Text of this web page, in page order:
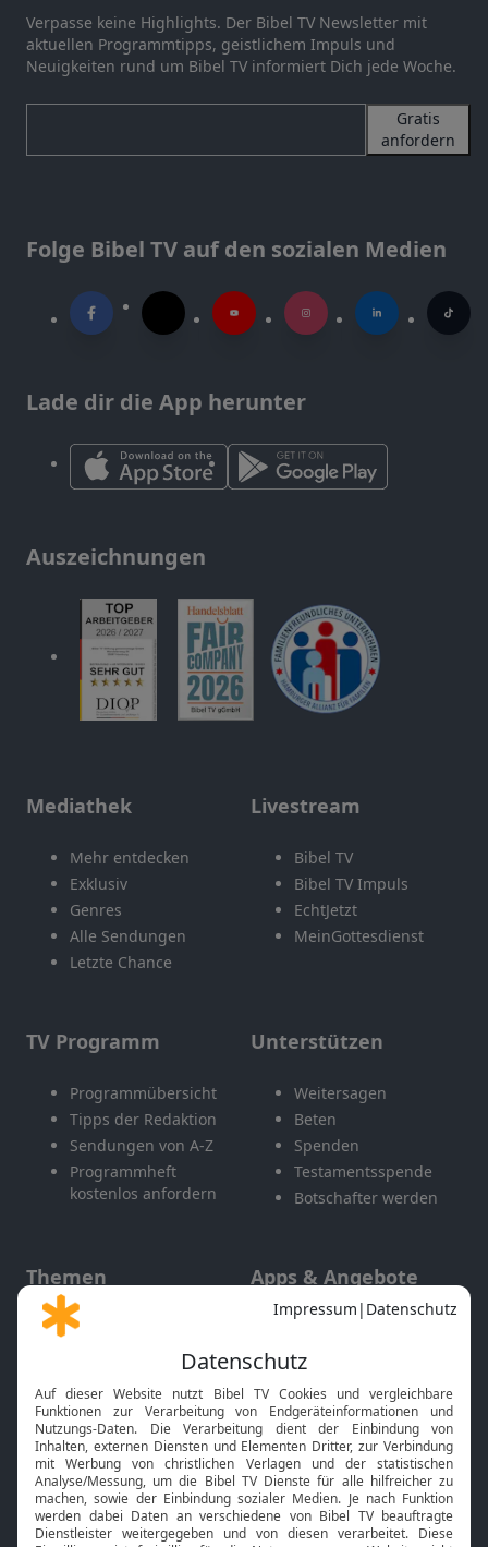
Verpasse keine Highlights. Der Bibel TV Newsletter mit
aktuellen Programmtipps, geistlichem Impuls und
Neuigkeiten rund um Bibel TV informiert Dich jede Woche.
Gratis
anfordern
Folge Bibel TV auf den sozialen Medien
Lade dir die App herunter
Auszeichnungen
Mediathek
Mehr entdecken
Exklusiv
Genres
Alle Sendungen
Letzte Chance
Livestream
Bibel TV
Bibel TV Impuls
EchtJetzt
MeinGottesdienst
TV Programm
Programmübersicht
Tipps der Redaktion
Sendungen von A-Z
Programmheft
kostenlos anfordern
Unterstützen
Weitersagen
Beten
Spenden
Testamentsspende
Botschafter werden
Themen
Gott und Bibel erklärt
Neuigkeiten
Apps & Angebote
Mobile App
Smart TV
HbbTV
Bibelthek Online-Bibel
Nächster Gottesdienst